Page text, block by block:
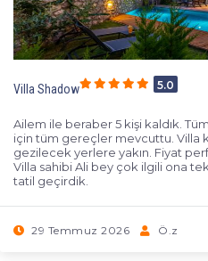
Villa Shadow 5.0
Ailem ile beraber 5 kişi kaldık.
için tüm gereçler mevcuttu. Villa
gezilecek yerlere yakın. Fiyat
Villa sahibi Ali bey çok ilgili ona
tatil geçirdik.
29 Temmuz 2026 Ö.z